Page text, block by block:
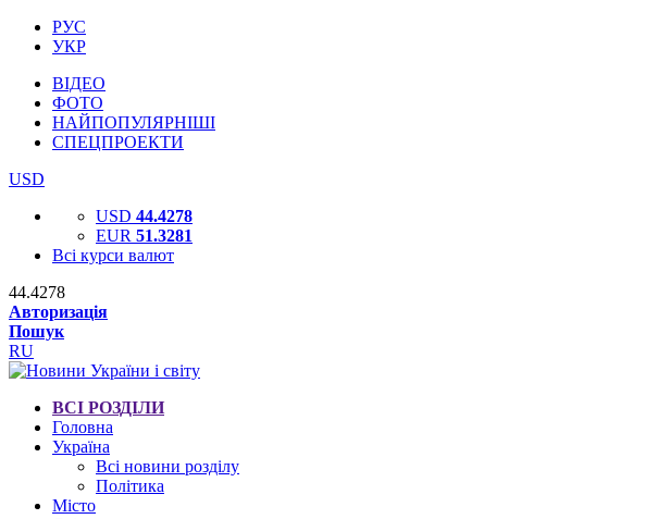
РУС
УКР
ВІДЕО
ФОТО
НАЙПОПУЛЯРНІШІ
СПЕЦПРОЕКТИ
USD
USD 44.4278
EUR 51.3281
Всі курси валют
44.4278
Авторизація
Пошук
RU
ВСІ РОЗДІЛИ
Головна
Україна
Всі новини розділу
Політика
Місто